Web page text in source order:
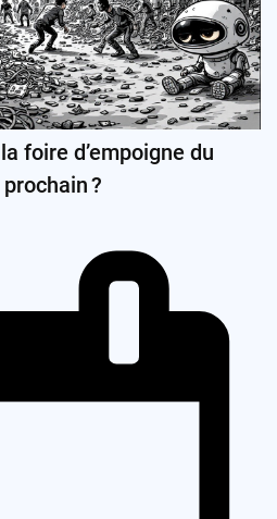
foire d’empoigne du
?